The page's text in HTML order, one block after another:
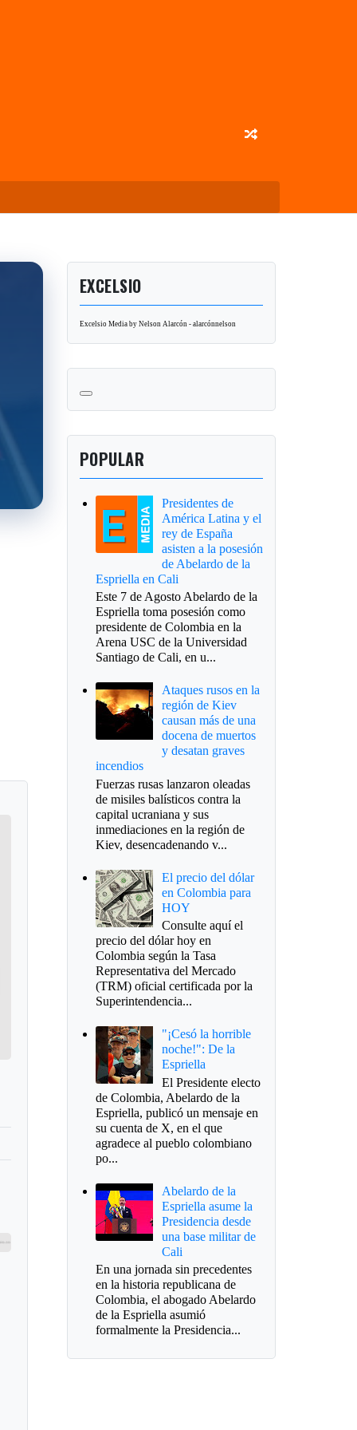
EXCELSIO
Excelsio Media by Nelson Alarcón - alarcónnelson
POPULAR
Presidentes de
América Latina y el
rey de España
asisten a la posesión
de Abelardo de la
Espriella en Cali
Este 7 de Agosto Abelardo de la
Espriella toma posesión como
presidente de Colombia en la
Arena USC de la Universidad
Santiago de Cali, en u...
Ataques rusos en la
región de Kiev
causan más de una
docena de muertos
y desatan graves
incendios
Fuerzas rusas lanzaron oleadas
de misiles balísticos contra la
capital ucraniana y sus
inmediaciones en la región de
Kiev, desencadenando v...
El precio del dólar
en Colombia para
HOY
Consulte aquí el
precio del dólar hoy en
Colombia según la Tasa
Representativa del Mercado
(TRM) oficial certificada por la
Superintendencia...
"¡Cesó la horrible
noche!": De la
Espriella
El Presidente electo
de Colombia, Abelardo de la
Espriella, publicó un mensaje en
su cuenta de X, en el que
agradece al pueblo colombiano
po...
Abelardo de la
Espriella asume la
Presidencia desde
una base militar de
Cali
En una jornada sin precedentes
en la historia republicana de
Colombia, el abogado Abelardo
de la Espriella asumió
formalmente la Presidencia...